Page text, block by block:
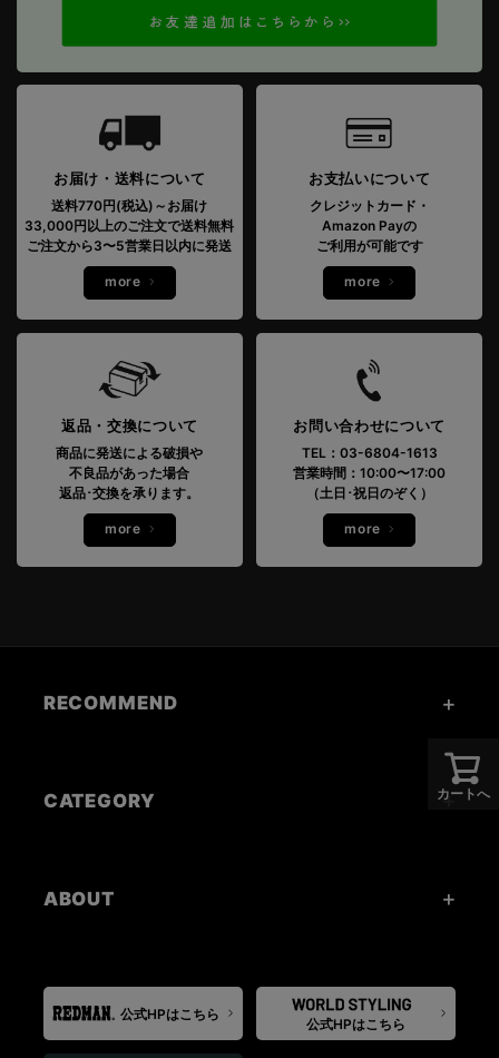
カートへ
お届け・送料について
送料770円(税込)～お届け
33,000円以上のご注文で送料無料
ご注文から3〜5営業日以内に発送
more
お支払いについて
クレジットカード・
Amazon Payの
ご利用が可能です
more
返品・交換について
商品に発送による破損や
不良品があった場合
返品･交換を承ります。
more
お問い合わせについて
TEL：03-6804-1613
営業時間：10:00〜17:00
（土日･祝日のぞく）
more
RECOMMEND
CATEGORY
ABOUT
公式HPはこちら
公式HPはこちら